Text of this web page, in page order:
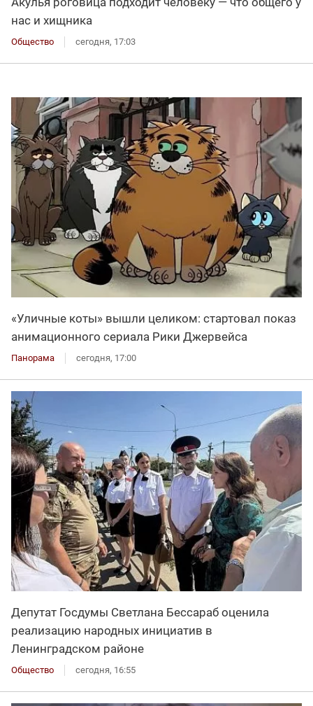
нас и хищника
Общество сегодня, 17:03
«Уличные коты» вышли целиком: стартовал показ
анимационного сериала Рики Джервейса
Панорама сегодня, 17:00
Депутат Госдумы Светлана Бессараб оценила
реализацию народных инициатив в
Ленинградском районе
Общество сегодня, 16:55